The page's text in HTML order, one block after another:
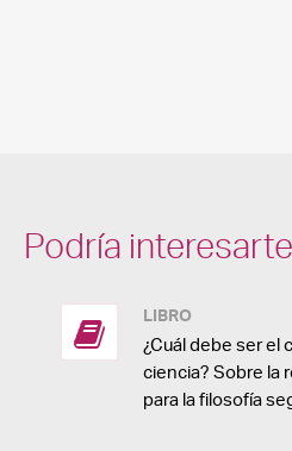
Podría
LIBRO
¿Cuál debe ser el
ciencia? Sobre la
para la filosofía